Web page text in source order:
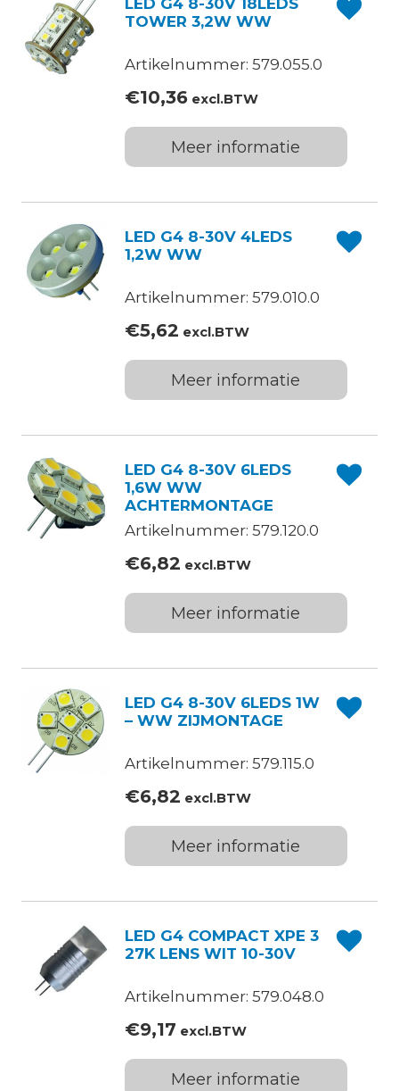
LED G4 8-30V 18LEDS
TOWER 3,2W WW
Artikelnummer: 579.055.0
€10,36excl.BTW
Meer informatie
LED G4 8-30V 4LEDS
1,2W WW
Artikelnummer: 579.010.0
€5,62 excl.BTW
Meer informatie
LED G4 8-30V 6LEDS
1,6W WW
ACHTERMONTAGE
Artikelnummer: 579.120.0
€6,82 excl.BTW
Meer informatie
LED G4 8-30V 6LEDS 1W
– WW ZIJMONTAGE
Artikelnummer: 579.115.0
€6,82 excl.BTW
Meer informatie
LED G4 COMPACT XPE 3
27K LENS WIT 10-30V
Artikelnummer: 579.048.0
€9,17 excl.BTW
Meer informatie